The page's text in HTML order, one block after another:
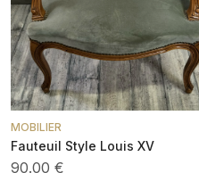
MOBILIER
Fauteuil Style Louis XV
90.00 €